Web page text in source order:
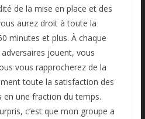
de la mise en place et des
aurez droit à toute la
minutes et plus. À chaque
jouent, vous
vous rapprocherez de la
toute la satisfaction des
en une fraction du temps.
c’est que mon groupe a